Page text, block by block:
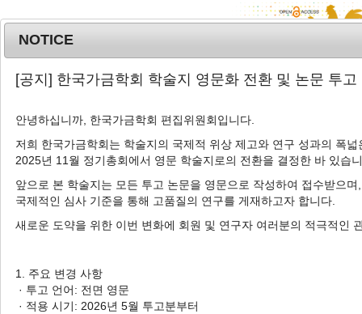
T
o
e
n
a
MENU
Advanced Search List
Author: Dong-Heon Song
1 Articles are founded.
NOTICE
[공지] 한국가금학회 학술지 영문화 전환 및 논문 투고
안녕하십니까, 한국가금학회 편집위원회입니다.
저희 한국가금학회는 학술지의 국제적 위상 제고와 연구 성과의 폭넓
2025년 11월 정기총회에서 영문 학술지로의 전환을 결정한 바 있습
앞으로 본 학술지는 모든 투고 논문을 영문으로 작성하여 접수받으며,
국제적인 심사 기준을 통해 고품질의 연구를 게재하고자 합니다.
새로운 도약을 위한 이번 변화에 회원 및 연구자 여러분의 적극적인
1. 주요 변경 사항
· 투고 언어: 전면 영문
· 적용 시기: 2026년 5월 투고분부터